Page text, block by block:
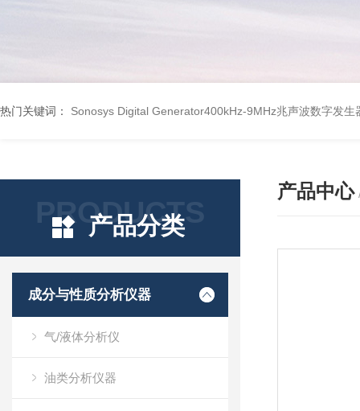
热门关键词： Sonosys Digital Generator400kHz-9MHz兆声波数字发生
PRODUCTS
产品分类
成分与性质分析仪器
气/液体分析仪
油类分析仪器
产品中心